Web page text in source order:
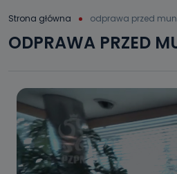
Strona główna odprawa przed
ODPRAWA PRZED